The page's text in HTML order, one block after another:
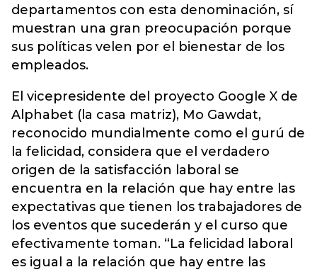
departamentos con esta denominación, sí
muestran una gran preocupación porque
sus políticas velen por el bienestar de los
empleados.
El vicepresidente del proyecto Google X de
Alphabet (la casa matriz), Mo Gawdat,
reconocido mundialmente como el gurú de
la felicidad, considera que el verdadero
origen de la satisfacción laboral se
encuentra en la relación que hay entre las
expectativas que tienen los trabajadores de
los eventos que sucederán y el curso que
efectivamente toman. “La felicidad laboral
es igual a la relación que hay entre las